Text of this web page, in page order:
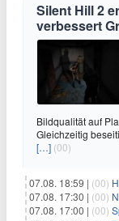
Silent Hill 2
verbessert
Bildqualität auf
Gleichzeitig
[…] (00)
07.08. 18:59 | (00)
07.08. 17:30 | (00)
07.08. 17:00 | (00)